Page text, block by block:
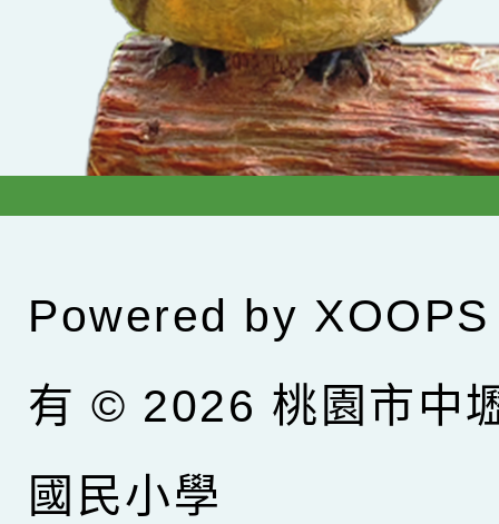
Powered by XOOPS
有 © 2026 桃園市中
國民小學